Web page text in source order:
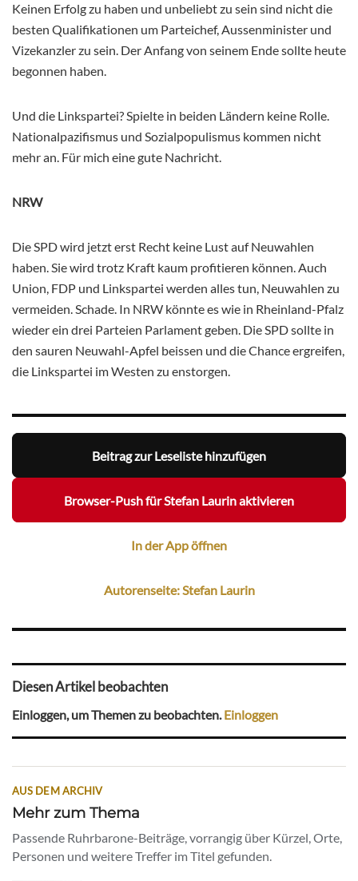
Keinen Erfolg zu haben und unbeliebt zu sein sind nicht die
besten Qualifikationen um Parteichef, Aussenminister und
Vizekanzler zu sein. Der Anfang von seinem Ende sollte heute
begonnen haben.
Und die Linkspartei? Spielte in beiden Ländern keine Rolle.
Nationalpazifismus und Sozialpopulismus kommen nicht
mehr an. Für mich eine gute Nachricht.
NRW
Die SPD wird jetzt erst Recht keine Lust auf Neuwahlen
haben. Sie wird trotz Kraft kaum profitieren können. Auch
Union, FDP und Linkspartei werden alles tun, Neuwahlen zu
vermeiden. Schade. In NRW könnte es wie in Rheinland-Pfalz
wieder ein drei Parteien Parlament geben. Die SPD sollte in
den sauren Neuwahl-Apfel beissen und die Chance ergreifen,
die Linkspartei im Westen zu enstorgen.
Beitrag zur Leseliste hinzufügen
Browser-Push für Stefan Laurin aktivieren
In der App öffnen
Autorenseite: Stefan Laurin
Diesen Artikel beobachten
Einloggen, um Themen zu beobachten.Einloggen
AUS DEM ARCHIV
Mehr zum Thema
Passende Ruhrbarone-Beiträge, vorrangig über Kürzel, Orte,
Personen und weitere Treffer im Titel gefunden.